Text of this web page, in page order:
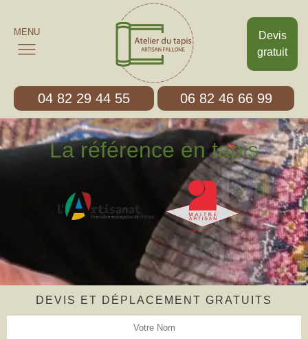
Devis
gratuit
MENU
04 82 29 44 55 06 82 46 66 99
La référence en tapis
DEVIS ET DÉPLACEMENT GRATUITS